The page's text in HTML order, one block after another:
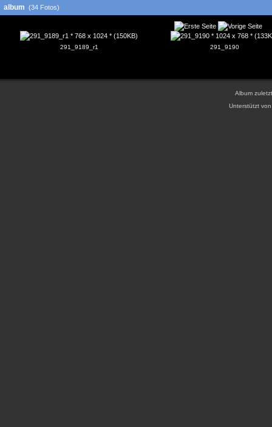
album (34 Fotos)
291_9189_r1 291_9190
Album
Unterstützt